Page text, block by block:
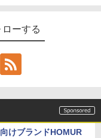
ローする
けブランドHOMUR